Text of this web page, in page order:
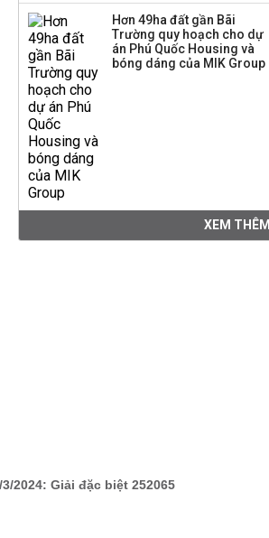
Hơn 49ha đất gần Bãi
Trường quy hoạch cho dự
án Phú Quốc Housing và
bóng dáng của MIK Group
XEM THÊM